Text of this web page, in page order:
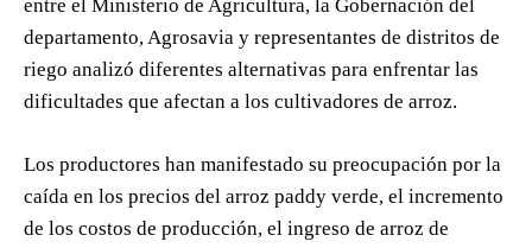
entre el Ministerio de Agricultura, la Gobernación del
departamento, Agrosavia y representantes de distritos de
riego analizó diferentes alternativas para enfrentar las
dificultades que afectan a los cultivadores de arroz.
Los productores han manifestado su preocupación por la
caída en los precios del arroz paddy verde, el incremento
de los costos de producción, el ingreso de arroz de